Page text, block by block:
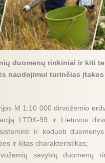
duomenų rinkiniai ir kiti
naudojimui turinčias
M 1:10 000 dirvožemio
LTDK-99 ir Lietuvos
ir koduoti
ir kitas charakteristikas;
savybių duomenų